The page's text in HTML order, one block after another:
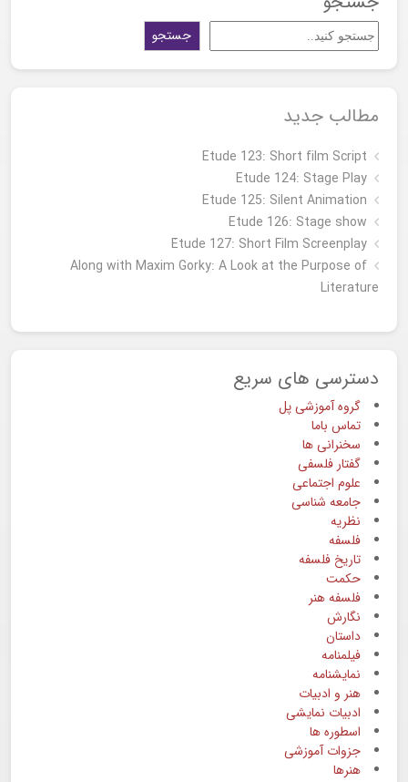
جستجو
مطالب جدید
Etude 123: Short film Script
Etude 124: Stage Play
Etude 125: Silent Animation
Etude 126: Stage show
Étude 127: Short Film Screenplay
Along with Maxim Gorky: A Look at the Purpose of
Literature
دسترسی های سریع
گروه آموزشی پل
تماس باما
سخنرانی ها
گفتار فلسفی
علوم اجتماعی
جامعه شناسی
نظریه
فلسفه
تاریخ فلسفه
حکمت
فلسفه هنر
نگارش
داستان
فیلمنامه
نمایشنامه
هنر و ادبیات
ادبیات نمایشی
اسطوره ها
جزوات آموزشی
هنرها